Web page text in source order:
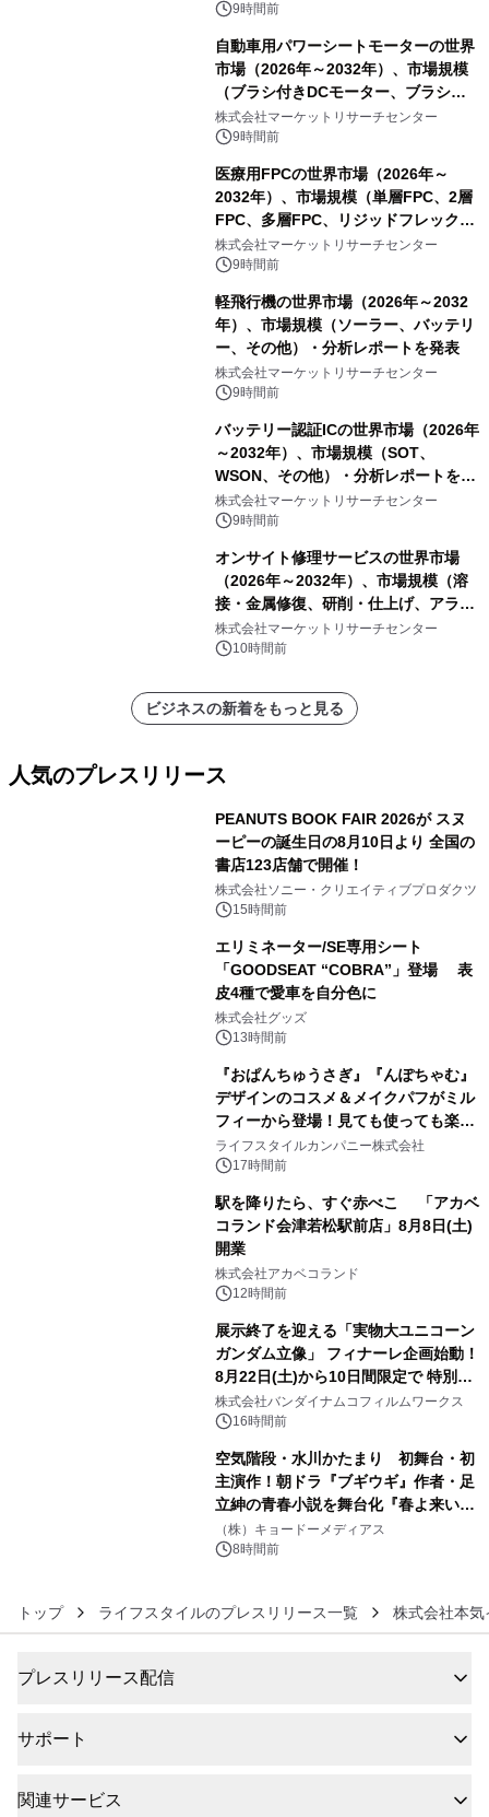
9時間前
自動車用パワーシートモーターの世界
市場（2026年～2032年）、市場規模
（ブラシ付きDCモーター、ブラシレ
スDCモーター）・分析レポートを発
表
株式会社マーケットリサーチセンター
9時間前
医療用FPCの世界市場（2026年～
2032年）、市場規模（単層FPC、2層
FPC、多層FPC、リジッドフレックス
PCB）・分析レポートを発表
株式会社マーケットリサーチセンター
9時間前
軽飛行機の世界市場（2026年～2032
年）、市場規模（ソーラー、バッテリ
ー、その他）・分析レポートを発表
株式会社マーケットリサーチセンター
9時間前
バッテリー認証ICの世界市場（2026年
～2032年）、市場規模（SOT、
WSON、その他）・分析レポートを発
表
株式会社マーケットリサーチセンター
9時間前
オンサイト修理サービスの世界市場
（2026年～2032年）、市場規模（溶
接・金属修復、研削・仕上げ、アライ
メント、その他）・分析レポートを発
表
株式会社マーケットリサーチセンター
10時間前
ビジネスの新着をもっと見る
人気のプレスリリース
PEANUTS BOOK FAIR 2026が スヌ
ーピーの誕生日の8月10日より 全国の
書店123店舗で開催！
株式会社ソニー・クリエイティブプロダクツ
15時間前
エリミネーター/SE専用シート
「GOODSEAT “COBRA”」登場 表
皮4種で愛車を自分色に
株式会社グッズ
13時間前
『おぱんちゅうさぎ』『んぽちゃむ』
デザインのコスメ＆メイクパフがミル
フィーから登場！見ても使っても楽し
い、ポップでキュートなコレクショ
ン。
ライフスタイルカンパニー株式会社
17時間前
駅を降りたら、すぐ赤べこ 「アカベ
コランド会津若松駅前店」8月8日(土)
開業
株式会社アカベコランド
12時間前
展示終了を迎える「実物大ユニコーン
ガンダム立像」 フィナーレ企画始動！
8月22日(土)から10日間限定で 特別映
像『UNICORN GUNDAM Statue ―
BEYOND POSSIBILITY ―』を上映！
株式会社バンダイナムコフィルムワークス
16時間前
空気階段・水川かたまり 初舞台・初
主演作！朝ドラ『ブギウギ』作者・足
立紳の青春小説を舞台化『春よ来い、
マジで来い』キービジュアル解禁！
（株）キョードーメディアス
8時間前
トップ ライフスタイルのプレスリリース一覧 株式会社本
プレスリリース配信
サポート
関連サービス